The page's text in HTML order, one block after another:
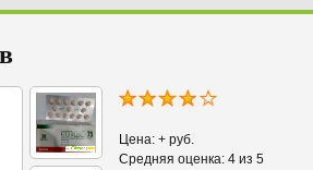
Цена: + руб.
Средняя оценка: 4 из 5